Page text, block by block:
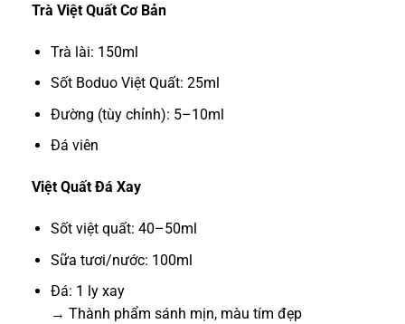
Trà Việt Quất Cơ Bản
Trà lài: 150ml
Sốt Boduo Việt Quất: 25ml
Đường (tùy chỉnh): 5–10ml
Đá viên
Việt Quất Đá Xay
Sốt việt quất: 40–50ml
Sữa tươi/nước: 100ml
Đá: 1 ly xay
→ Thành phẩm sánh mịn, màu tím đẹp